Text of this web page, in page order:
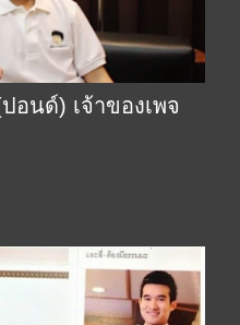
อนด์) เจ้าของเพจ